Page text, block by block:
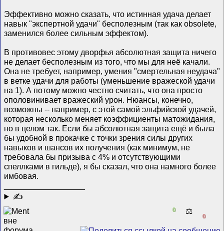
Эффективно можно сказать, что истинная удача делает
навык "экспертной удачи" бесполезным (так как obsolete,
заменился более сильным эффектом).
В противовес этому дворфья абсолютная защита ничего
не делает бесполезным из того, что мы для неё качали.
Она не требует, например, умения "смертельная неудача"
в ветке удачи для работы (уменьшение вражеской удачи
на 1). А потому можно честно считать, что она просто
ополовинивает вражеский урон. Нюансы, конечно,
возможны -- например, с этой самой эльфийской удачей,
которая несколько меняет коэффициенты матожидания,
но в целом так. Если бы абсолютная защита ещё и была
бы удобной в прокачке с точки зрения силы других
навыков и шансов их получения (как минимум, не
требовала бы призыва с 4% и отсутствующими
спеллками в гильде), я бы сказал, что она намного более
имбовая.
✍
0 ⚖️
0